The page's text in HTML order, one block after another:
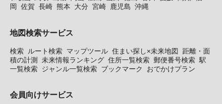
岡
佐賀 長崎 熊本 大分 宮崎 鹿児島 沖縄
地図検索サービス
検索 ルート検索 マップツール 住まい探し×未来地図
距離・面
積の計測
未来情報ランキング 住所一覧検索 郵便番号検索 駅
一覧検索 ジャンル一覧検索 ブックマーク おでかけプラン
会員向けサービス